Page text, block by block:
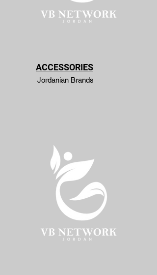
ACCESSORIES
Jordanian Brands